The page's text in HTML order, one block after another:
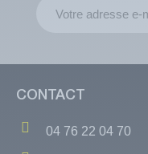
CONTACT
04 76 22 04 70